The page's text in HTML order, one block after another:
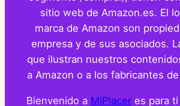
sitio web de Amazon.es. El
marca de Amazon son
empresa y de sus asociados.
que ilustran nuestros
a Amazon o a los fabricantes
Bienvenido a MiPlaceres para ti